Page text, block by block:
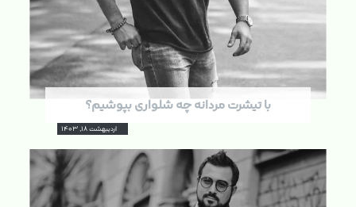
با تیشرت مردانه چه شلواری بپوشیم؟
اردیبهشت ۱۸, ۱۴۰۳